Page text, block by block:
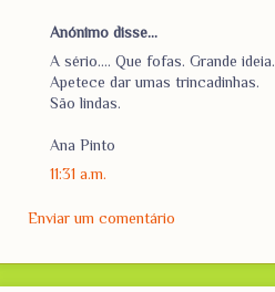
Anónimo disse...
A sério.... Que fofas. Grande ideia.
Apetece dar umas trincadinhas.
São lindas.
Ana Pinto
11:31 a.m.
Enviar um comentário